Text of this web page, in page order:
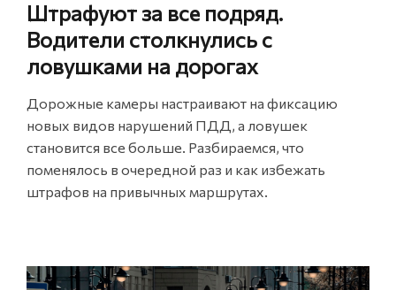
Штрафуют за все подряд.
Водители столкнулись с
ловушками на дорогах
Дорожные камеры настраивают на фиксацию
новых видов нарушений ПДД, а ловушек
становится все больше. Разбираемся, что
поменялось в очередной раз и как избежать
штрафов на привычных маршрутах.